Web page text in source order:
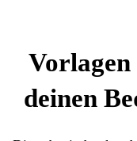
deinen